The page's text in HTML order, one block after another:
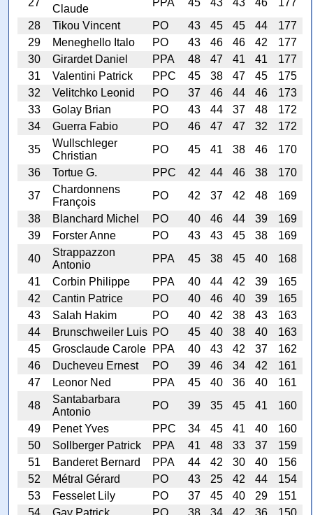
27
Claude
PPA 45 43 43 46
177
28
Tikou Vincent PO 43 45 45 44
177
29
Meneghello Italo PO 43 46 46 42
177
30
Girardet Daniel PPA 48 47 41 41
177
31
Valentini Patrick PPC 45 38 47 45
175
32
Velitchko Leonid PO 37 46 44 46
173
33
Golay Brian PO 43 44 37 48
172
34
Guerra Fabio PO 46 47 47 32
172
35
Wullschleger
Christian
PO 45 41 38 46
170
36
Tortue G. PPC 42 44 46 38
170
37
Chardonnens
François
PO 42 37 42 48
169
38
Blanchard Michel PO 40 46 44 39
169
39
Forster Anne PO 43 43 45 38
169
40
Strappazzon
Antonio
PPA 45 38 45 40
168
41
Corbin Philippe PPA 40 44 42 39
165
42
Cantin Patrice PO 40 46 40 39
165
43
Salah Hakim PO 40 42 38 43
163
44
Brunschweiler Luis PO 45 40 38 40
163
45
Grosclaude Carole PPA 40 43 42 37
162
46
Ducheveu Ernest PO 39 46 34 42
161
47
Leonor Ned PPA 45 40 36 40
161
48
Santabarbara
Antonio
PO 39 35 45 41
160
49
Penet Yves PPC 34 45 41 40
160
50
Sollberger Patrick PPA 41 48 33 37
159
51
Banderet Bernard PPA 44 42 30 40
156
52
Métral Gérard PO 43 25 42 44
154
53
Fesselet Lily PO 37 45 40 29
151
54
Gay Patrick PO 38 34 42 36 150